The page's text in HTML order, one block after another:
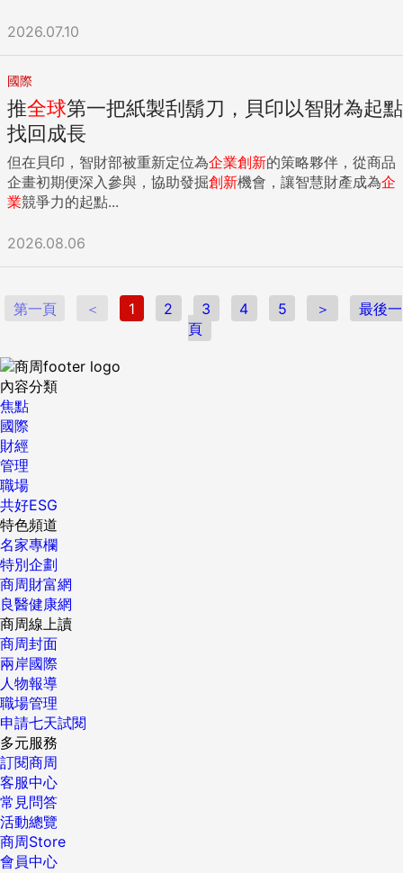
2026.07.10
國際
推全球第一把紙製刮鬍刀，貝印以智財為起點
找回成長
但在貝印，智財部被重新定位為企業創新的策略夥伴，從商品
企畫初期便深入參與，協助發掘創新機會，讓智慧財產成為企
業競爭力的起點...
2026.08.06
第一頁 ＜ 1 2 3 4 5 ＞
最後一
頁
內容分類
焦點
國際
財經
管理
職場
共好ESG
特色頻道
名家專欄
特別企劃
商周財富網
良醫健康網
商周線上讀
商周封面
兩岸國際
人物報導
職場管理
申請七天試閱
多元服務
訂閱商周
客服中心
常見問答
活動總覽
商周Store
會員中心